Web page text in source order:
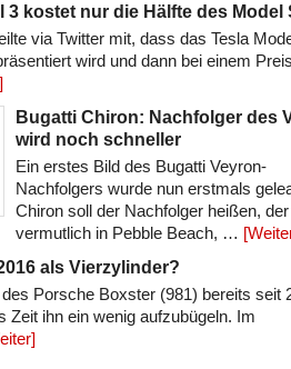
3 kostet nur die Hälfte des Model
via Twitter mit, dass das Tesla
wird und dann bei einem
Bugatti Chiron: Nachfolger des
wird noch schneller
Ein erstes Bild des Bugatti Veyron-
Nachfolgers wurde nun erstmals
Chiron soll der Nachfolger heißen, der
vermutlich in Pebble Beach, …
als Vierzylinder?
Porsche Boxster (981) bereits seit
Zeit ihn ein wenig aufzubügeln. Im